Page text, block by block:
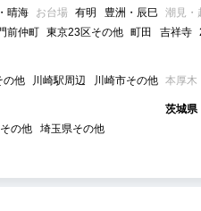
晴海 お台場 有明 豊洲・辰巳
潮見・
前仲町 東京23区その他 町田 吉祥寺
の他 川崎駅周辺 川崎市その他 本厚木
の他 埼玉県その他
茨城県